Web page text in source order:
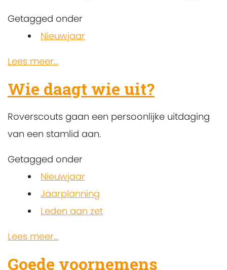
Getagged onder
Nieuwjaar
Lees meer...
Wie daagt wie uit?
Roverscouts gaan een persoonlijke uitdaging
van een stamlid aan.
Getagged onder
Nieuwjaar
Jaarplanning
Leden aan zet
Lees meer...
Goede voornemens